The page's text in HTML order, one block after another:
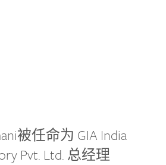
被任命为 GIA India
Pvt. Ltd. 总经理